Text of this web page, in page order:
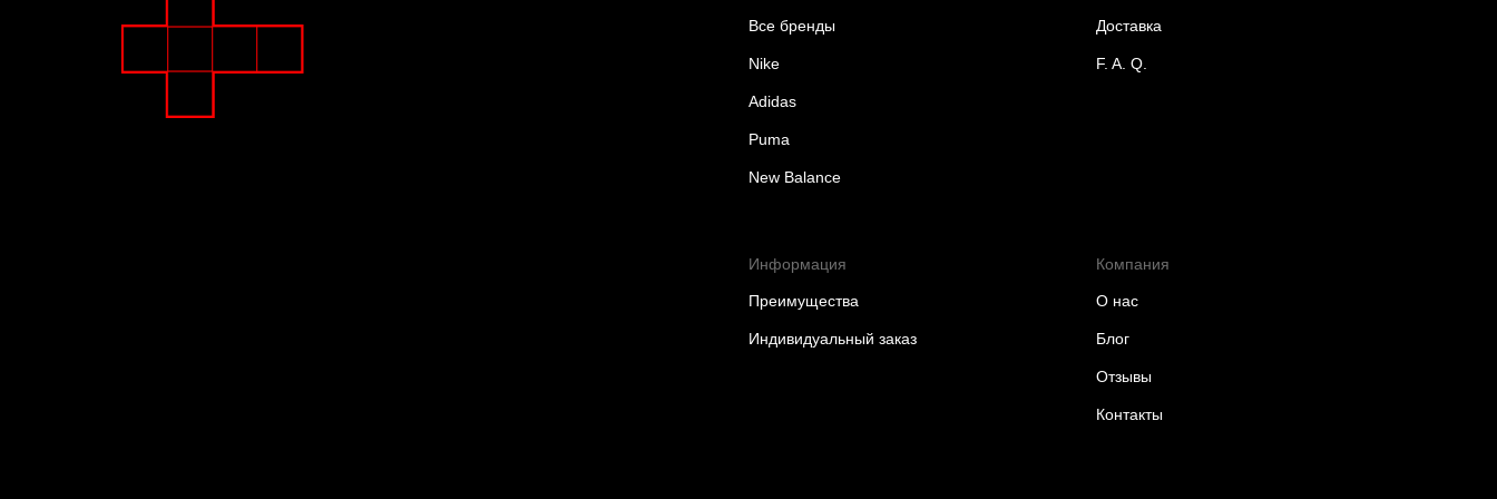
Все бренды
Nike
Adidas
Puma
New Balance
Доставка
F. A. Q.
Информация
Преимущества
Индивидуальный заказ
Компания
О нас
Блог
Отзывы
Контакты